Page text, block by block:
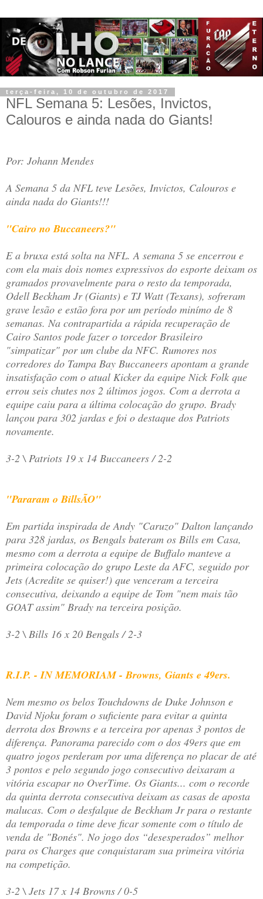
terça-feira, 10 de outubro de 2017
NFL Semana 5: Lesões, Invictos,
Calouros e ainda nada do Giants!
Por: Johann Mendes
A Semana 5 da NFL teve Lesões, Invictos, Calouros e
ainda nada do Giants!!!
"Cairo no Buccaneers?"
E a bruxa está solta na NFL. A semana 5 se encerrou e
com ela mais dois nomes expressivos do esporte deixam os
gramados provavelmente para o resto da temporada,
Odell Beckham Jr (Giants) e TJ Watt (Texans), sofreram
grave lesão e estão fora por um período minímo de 8
semanas. Na contrapartida a rápida recuperação de
Cairo Santos pode fazer o torcedor Brasileiro
"simpatizar" por um clube da NFC. Rumores nos
corredores do Tampa Bay Buccaneers apontam a grande
insatisfação com o atual Kicker da equipe Nick Folk que
errou seis chutes nos 2 últimos jogos. Com a derrota a
equipe caiu para a última colocação do grupo. Brady
lançou para 302 jardas e foi o destaque dos Patriots
novamente.
3-2 \ Patriots 19 x 14 Buccaneers / 2-2
"Pararam o BillsÃO"
Em partida inspirada de Andy "Caruzo" Dalton lançando
para 328 jardas, os Bengals bateram os Bills em Casa,
mesmo com a derrota a equipe de Buffalo manteve a
primeira colocação do grupo Leste da AFC, seguido por
Jets (Acredite se quiser!) que venceram a terceira
consecutiva, deixando a equipe de Tom "nem mais tão
GOAT assim" Brady na terceira posição.
3-2 \ Bills 16 x 20 Bengals / 2-3
R.I.P. - IN MEMORIAM - Browns, Giants e 49ers.
Nem mesmo os belos Touchdowns de Duke Johnson e
David Njoku foram o suficiente para evitar a quinta
derrota dos Browns e a terceira por apenas 3 pontos de
diferença. Panorama parecido com o dos 49ers que em
quatro jogos perderam por uma diferença no placar de até
3 pontos e pelo segundo jogo consecutivo deixaram a
vitória escapar no OverTime. Os Giants... com o recorde
da quinta derrota consecutiva deixam as casas de aposta
malucas. Com o desfalque de Beckham Jr para o restante
da temporada o time deve ficar somente com o título de
venda de "Bonés". No jogo dos “desesperados” melhor
para os Charges que conquistaram sua primeira vitória
na competição.
3-2 \ Jets 17 x 14 Browns / 0-5